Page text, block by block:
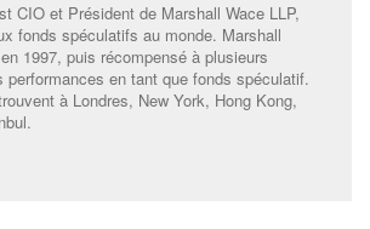
CIO et Président de Marshall Wace LLP,
fonds spéculatifs au monde. Marshall
1997, puis récompensé à plusieurs
performances en tant que fonds spéculatif.
à Londres, New York, Hong Kong,